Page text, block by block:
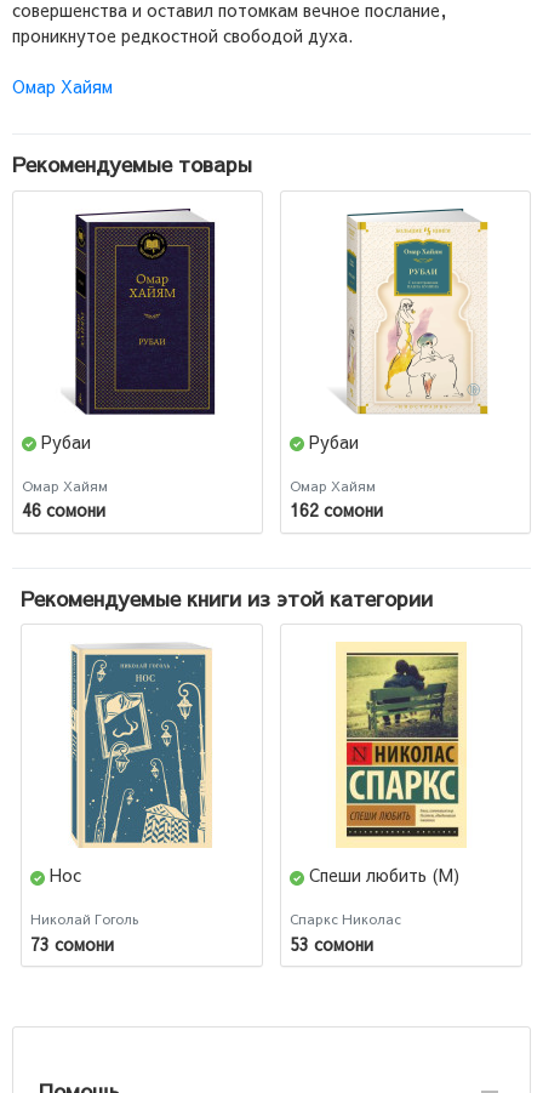
совершенства и оставил потомкам вечное послание,
проникнутое редкостной свободой духа.
Омар Хайям
Рекомендуемые товары
Рубаи
Омар Хайям
46 сомони
Рубаи
Омар Хайям
162 сомони
Рекомендуемые книги из этой категории
Нос
Николай Гоголь
73 сомони
Спеши любить (М)
Спаркс Николас
53 сомони